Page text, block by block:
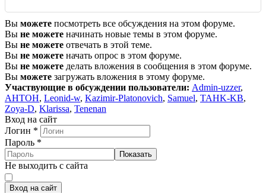
Вы можете посмотреть все обсуждения на этом форуме.
Вы не можете начинать новые темы в этом форуме.
Вы не можете отвечать в этой теме.
Вы не можете начать опрос в этом форуме.
Вы не можете делать вложения в сообщения в этом форуме.
Вы можете загружать вложения в этому форуме.
Участвующие в обсуждении пользователи: Admin-uzzer,
AHTOH, Leonid-w, Kazimir-Platonovich, Samuel, TAHK-KB,
Zoya-D, Klarissa, Tenenan
Вход на сайт
Логин *
Пароль *
Показать
Не выходить с сайта
Вход на сайт